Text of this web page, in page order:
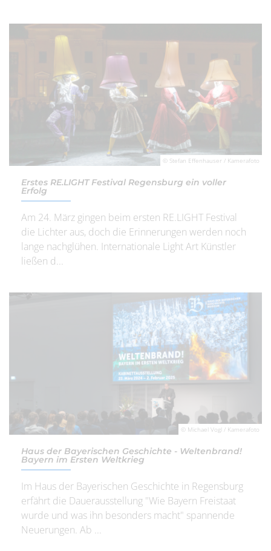
© Stefan Effenhauser / Kamerafoto
Erstes RE.LIGHT Festival Regensburg ein voller
Erfolg
Am 24. März gingen beim ersten RE.LIGHT Festival
die Lichter aus, doch die Erinnerungen werden noch
lange nachglühen. Internationale Light Art Künstler
ließen d...
© Michael Vogl / Kamerafoto
Haus der Bayerischen Geschichte - Weltenbrand!
Bayern im Ersten Weltkrieg
Im Haus der Bayerischen Geschichte in Regensburg
erfährt die Dauerausstellung "Wie Bayern Freistaat
wurde und was ihn besonders macht" spannende
Neuerungen. Ab ...